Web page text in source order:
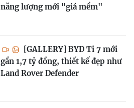
năng lượng mới "giá mềm"
[GALLERY] BYD Ti 7 mới
gần 1,7 tỷ đồng, thiết kế đẹp như
Land Rover Defender